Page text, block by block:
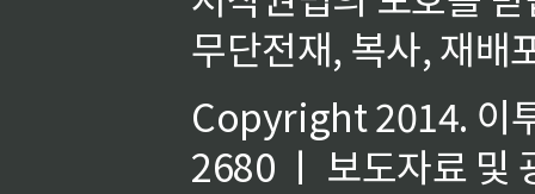
무단전재, 복사, 재배
Copyright 2014. 이
2680 ㅣ 보도자료